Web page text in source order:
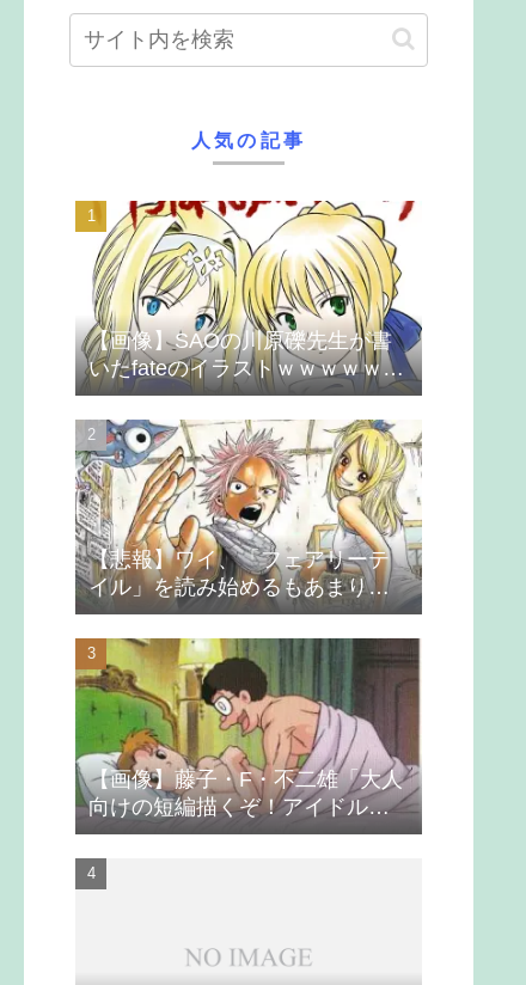
人気の記事
【画像】SAOの川原礫先生が書
いたfateのイラストｗｗｗｗｗｗ
ｗｗｗ
【悲報】ワイ、「フェアリーテ
イル」を読み始めるもあまりの
つまらなさに挫折する
【画像】藤子・F・不二雄「大人
向けの短編描くぞ！アイドルが
無理やり抱かれるシーン入れ
よ」